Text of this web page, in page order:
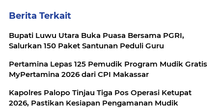
Berita Terkait
Bupati Luwu Utara Buka Puasa Bersama PGRI,
Salurkan 150 Paket Santunan Peduli Guru
Pertamina Lepas 125 Pemudik Program Mudik Gratis
MyPertamina 2026 dari CPI Makassar
Kapolres Palopo Tinjau Tiga Pos Operasi Ketupat
2026, Pastikan Kesiapan Pengamanan Mudik